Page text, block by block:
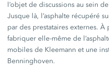
l’objet de discussions au sein
Jusque là, l’asphalte récupéré
par des prestataires externes. À
fabriquer elle-même de
mobiles de Kleemann et une
Benninghoven.